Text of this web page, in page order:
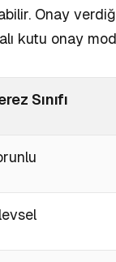
Onay
kutu onay
Sınıfı